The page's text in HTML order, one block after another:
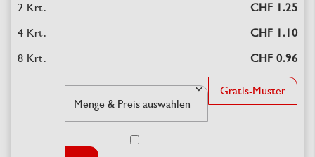
CHF 1.25
CHF 1.10
CHF 0.96
Gratis-Muster